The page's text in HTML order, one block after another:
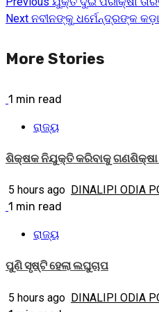
Continue
Reading
Next ନବୀନଙ୍କୁ ଧର୍ମେନ୍ଦ୍ରଙ୍କ କଡ଼ା
More Stories
1 min read
ରାଜ୍ୟ
ଶିକ୍ଷକ ନିଯୁକ୍ତି କରିବାକୁ
5 hours ago DINALIPI ODIA
1 min read
ରାଜ୍ୟ
ପୁଣି ସୃଷ୍ଟି ହେଲା ଲଘୁଚାପ
5 hours ago DINALIPI ODIA